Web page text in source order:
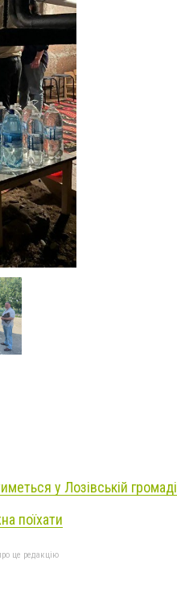
у Лозівській громаді
поїхати
це редакцію